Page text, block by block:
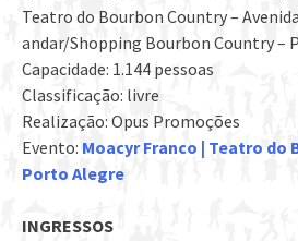
Teatro do Bourbon Country –
andar/Shopping Bourbon Country –
Capacidade: 1.144 pessoas
Classificação: livre
Realização: Opus Promoções
Evento: Moacyr Franco | Teatro do
Porto Alegre
INGRESSOS